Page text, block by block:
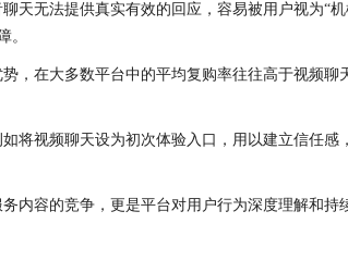
天无法提供真实有效的回应，容易被用户视为“
。
，在大多数平台中的平均复购率往往高于视频
将视频聊天设为初次体验入口，用以建立信任
内容的竞争，更是平台对用户行为深度理解和